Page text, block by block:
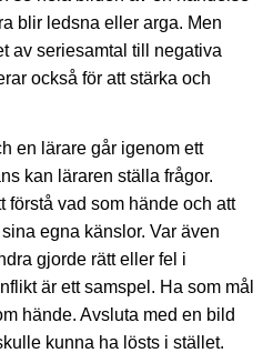
blir ledsna eller arga. Men
av seriesamtal till negativa
också för att stärka och
en lärare går igenom ett
kan läraren ställa frågor.
förstå vad som hände och att
egna känslor. Var även
gjorde rätt eller fel i
är ett samspel. Ha som mål
hände. Avsluta med en bild
kunna ha lösts i stället.